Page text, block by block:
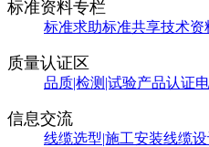
标准资料专栏
标准求助标准共享技术资
质量认证区
品质|检测|试验产品认证
信息交流
线缆选型|施工安装线缆